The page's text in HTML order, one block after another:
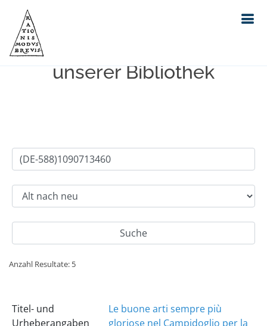
Einfache Suche im Bestand
unserer Bibliothek
Anzahl Resultate: 5
Titel- und
Urheberangaben
Le buone arti sempre più
gloriose nel Campidoglio per la